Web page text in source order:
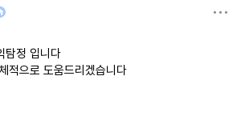
탐정 입니다
적으로 도움드리겠습니다